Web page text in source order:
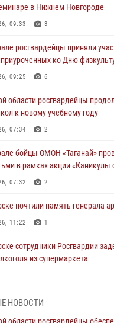
в Нижнем Новгороде
09:33 3
росгвардейцы приняли
приуроченных ко Дню
09:25 6
области росгвардейцы
к новому учебному году
07:34 2
бойцы ОМОН «Таганай»
в рамках акции «Каникулы
07:32 2
почтили память генерала
11:22 1
сотрудники Росгвардии
из супермаркета
спецназ Росгвардии провел
НОВОСТИ
области росгвардейцы